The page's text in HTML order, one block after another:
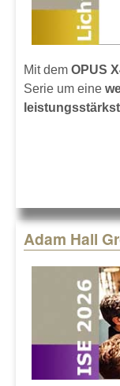
Mit dem OPUS
Serie um eine
Adam Hall